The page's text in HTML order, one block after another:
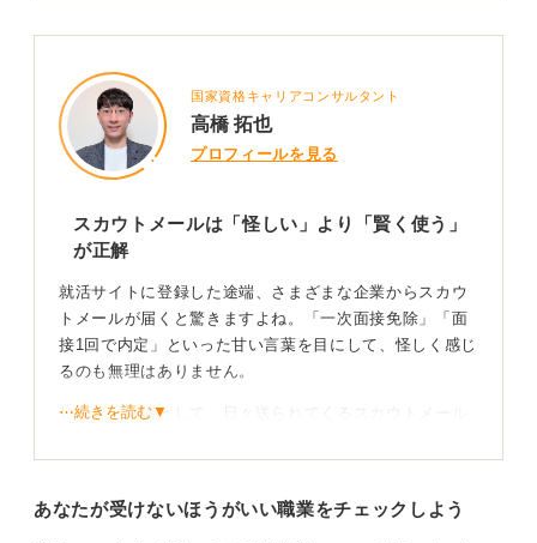
企業側も、もし自社に自信があり、ぜひ来てほしいと思
っているのであれば、連絡の際に堂々と「〇〇社です」
と名乗るはずです。
おすすめできません。
0
国家資格キャリアコンサルタント
高橋 拓也
プロフィールを見る
スカウトメールは「怪しい」より「賢く使う」
が正解
就活サイトに登録した途端、さまざまな企業からスカウ
トメールが届くと驚きますよね。「一次面接免除」「面
接1回で内定」といった甘い言葉を目にして、怪しく感じ
るのも無理はありません。
しかし、結論として、日々送られてくるスカウトメール
きる
⋯続きを読む▼
あなたが受けないほうがいい職業をチェックしよう